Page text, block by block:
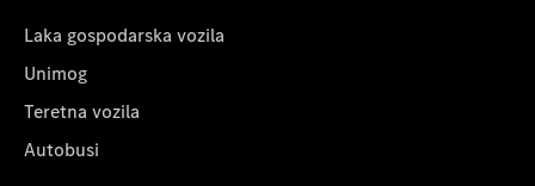
Laka gospodarska vozila
Unimog
Teretna vozila
Autobusi